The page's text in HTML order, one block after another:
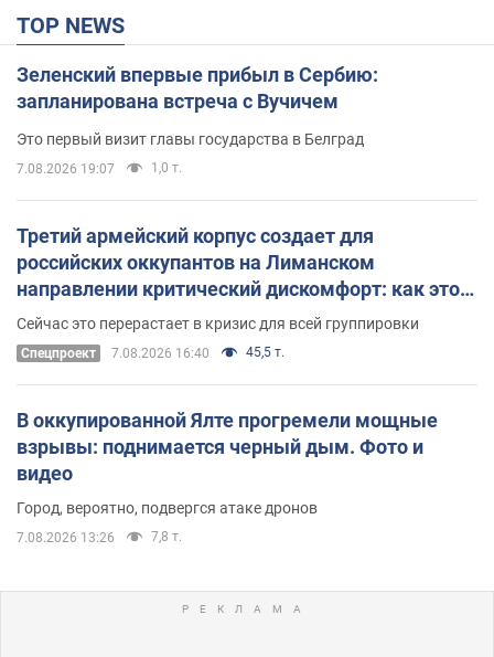
TOP NEWS
Зеленский впервые прибыл в Сербию:
запланирована встреча с Вучичем
Это первый визит главы государства в Белград
7.08.2026 19:07 1,0 т.
Третий армейский корпус создает для
российских оккупантов на Лиманском
направлении критический дискомфорт: как это
удалось
Сейчас это перерастает в кризис для всей группировки
Спецпроект 7.08.2026 16:40 45,5 т.
В оккупированной Ялте прогремели мощные
взрывы: поднимается черный дым. Фото и
видео
Город, вероятно, подвергся атаке дронов
7.08.2026 13:26 7,8 т.